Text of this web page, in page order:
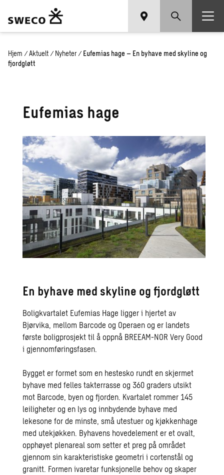
Hjem / Aktuelt / Nyheter / Eufemias hage – En byhave med skyline og
fjordgløtt
Eufemias hage
En byhave med skyline og fjordgløtt
Boligkvartalet Eufemias Hage ligger i hjertet av
Bjørvika, mellom Barcode og Operaen og er landets
første boligprosjekt til å oppnå BREEAM-NOR Very Good
i gjennomføringsfasen.
Bygget er formet som en hestesko rundt en skjermet
byhave med felles takterrasse og 360 graders utsikt
mot Barcode, byen og fjorden. Kvartalet rommer 145
leiligheter og en lys og innbydende byhave med
lekesone for de minste, små utestuer og kjøkkenhage
med utekjøkken. Byhavens hovedelement er et ovalt,
opphøyet plenareal som setter et preg på området
gjennom sin karakteristiske geometri i cortenstål og
granitt. Formen ivaretar funksjonelle behov og skaper